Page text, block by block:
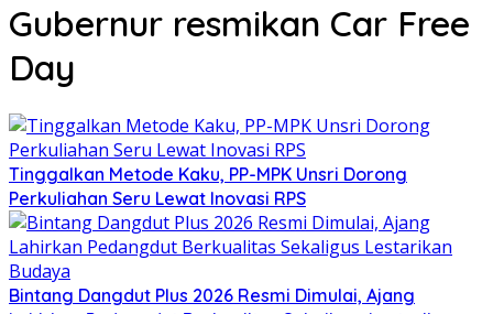
Gubernur resmikan Car Free
Day
Tinggalkan Metode Kaku, PP-MPK Unsri Dorong
Perkuliahan Seru Lewat Inovasi RPS
Bintang Dangdut Plus 2026 Resmi Dimulai, Ajang